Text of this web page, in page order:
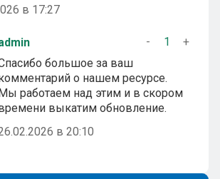
в 17:27
- 1
+
большое за ваш
о нашем ресурсе.
работаем над этим и в скором
выкатим обновление.
в 20:10